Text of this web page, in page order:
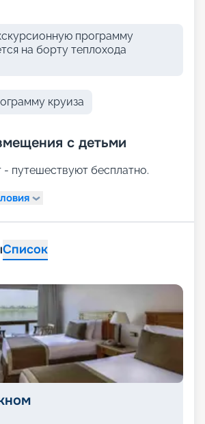
программу
на борту теплохода
круиза
с детьми
путешествуют бесплатно.
Список